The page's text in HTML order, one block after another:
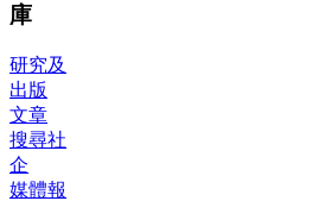
庫
研究及
出版
文章
搜尋社
企
媒體報